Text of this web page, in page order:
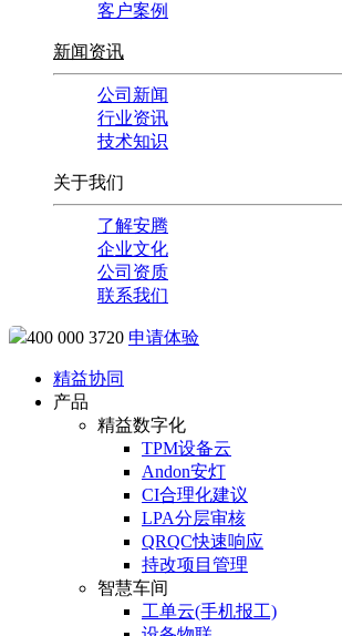
客户案例
新闻资讯
公司新闻
行业资讯
技术知识
关于我们
了解安腾
企业文化
公司资质
联系我们
400 000 3720 申请体验
精益协同
产品
精益数字化
TPM设备云
Andon安灯
CI合理化建议
LPA分层审核
QRQC快速响应
持改项目管理
智慧车间
工单云(手机报工)